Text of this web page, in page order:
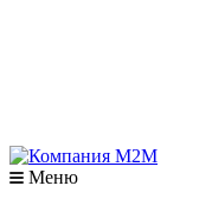
Меню